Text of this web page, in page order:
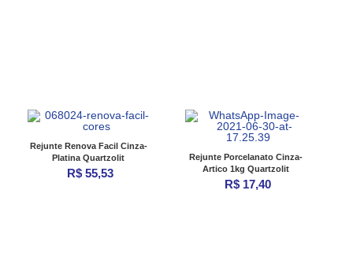
Rejunte Renova Facil Cinza-
Platina Quartzolit
R$ 55,53
Rejunte Porcelanato Cinza-
Artico 1kg Quartzolit
R$ 17,40